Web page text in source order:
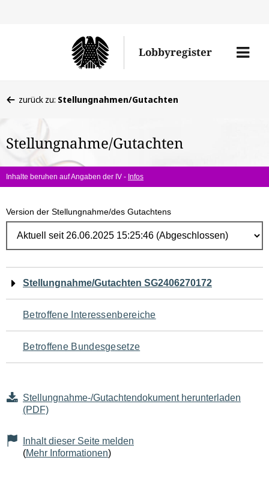
Lobbyregister
Menü
befinden
hier:
zurück zu: Stellungnahmen/Gutachten
Stellungnahme/Gutachten
Inhalte beruhen auf Angaben der IV - Infos
Version der Stellungnahme/des Gutachtens
Navigation
für
den
Seiteninhalt
Stellungnahme/Gutachten SG2406270172
Betroffene Interessenbereiche
Betroffene Bundesgesetze
Stellungnahme-/Gutachtendokument herunterladen
(PDF)
Inhalt dieser Seite melden
(Mehr Informationen)